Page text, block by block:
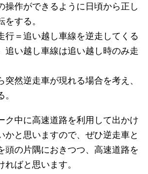
操作ができるように日頃から正し
する。
行＝追い越し車線を逆走してくる
追い越し車線は追い越し時のみ走
突然逆走車が現れる場合を考え、
ク中に高速道路を利用して出かけ
かと思いますので、ぜひ逆走車と
頭の片隅におきつつ、高速道路を
ばと思います。